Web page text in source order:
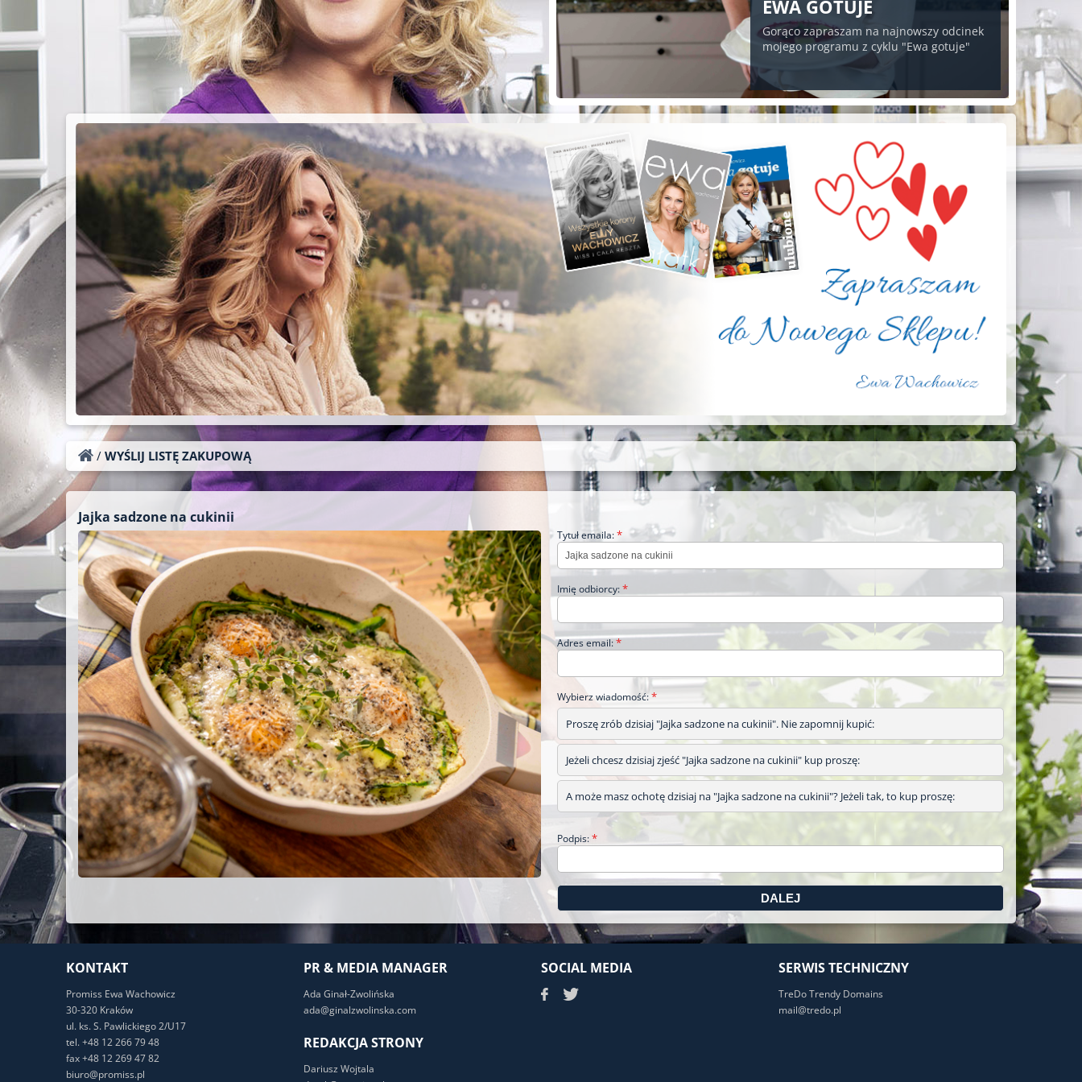
PIECZYSTE POD
CHMURKĄ!
Przepisy na grilla;-)
EWA GOTUJE
Gorąco zapraszam na najnowszy odcinek
mojego programu z cyklu "Ewa gotuje"
/ WYŚLIJ LISTĘ ZAKUPOWĄ
Jajka sadzone na cukinii
Tytuł emaila:*
Imię odbiorcy:*
Adres email:*
Wybierz wiadomość:*
Proszę zrób dzisiaj "Jajka sadzone na cukinii". Nie zapomnij kupić:
Jeżeli chcesz dzisiaj zjeść "Jajka sadzone na cukinii" kup proszę:
A może masz ochotę dzisiaj na "Jajka sadzone na cukinii"? Jeżeli tak, to kup proszę:
Podpis:*
KONTAKT
Promiss Ewa Wachowicz
30-320 Kraków
ul. ks. S. Pawlickiego 2/U17
tel. +48 12 266 79 48
fax +48 12 269 47 82
biuro@promiss.pl
PR & MEDIA MANAGER
Ada Ginał-Zwolińska
ada@ginalzwolinska.com
REDAKCJA STRONY
Dariusz Wojtala
SOCIAL MEDIA SERWIS TECHNICZNY
TreDo Trendy Domains
mail@tredo.pl